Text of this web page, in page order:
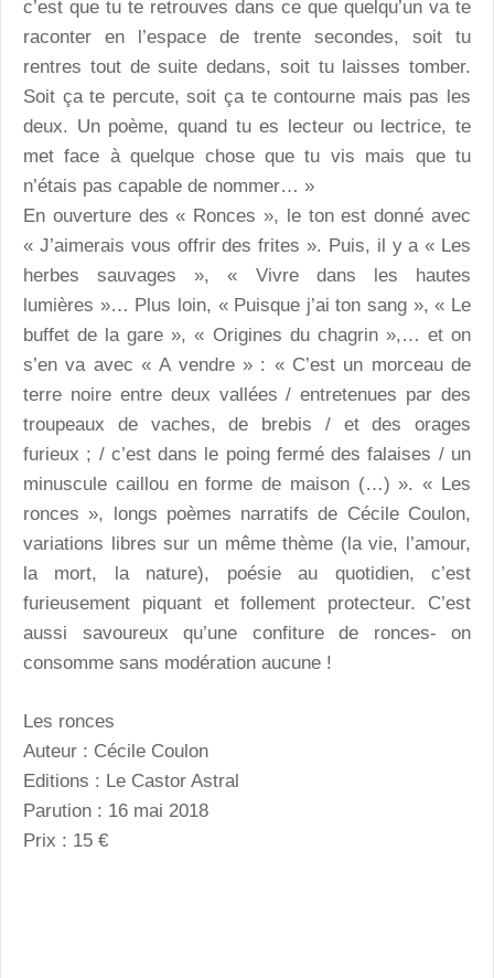
c’est que tu te retrouves dans ce que quelqu’un va te
raconter en l’espace de trente secondes, soit tu
rentres tout de suite dedans, soit tu laisses tomber.
Soit ça te percute, soit ça te contourne mais pas les
deux. Un poème, quand tu es lecteur ou lectrice, te
met face à quelque chose que tu vis mais que tu
n’étais pas capable de nommer… »
En ouverture des « Ronces », le ton est donné avec
« J’aimerais vous offrir des frites ». Puis, il y a « Les
herbes sauvages », « Vivre dans les hautes
lumières »… Plus loin, « Puisque j’ai ton sang », « Le
buffet de la gare », « Origines du chagrin »,… et on
s’en va avec « A vendre » : « C’est un morceau de
terre noire entre deux vallées / entretenues par des
troupeaux de vaches, de brebis / et des orages
furieux ; / c’est dans le poing fermé des falaises / un
minuscule caillou en forme de maison (…) ». « Les
ronces », longs poèmes narratifs de Cécile Coulon,
variations libres sur un même thème (la vie, l’amour,
la mort, la nature), poésie au quotidien, c’est
furieusement piquant et follement protecteur. C’est
aussi savoureux qu’une confiture de ronces- on
consomme sans modération aucune !
Les ronces
Auteur : Cécile Coulon
Editions : Le Castor Astral
Parution : 16 mai 2018
Prix : 15 €